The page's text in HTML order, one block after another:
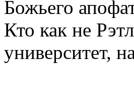
Божьего
Кто как не
университет,